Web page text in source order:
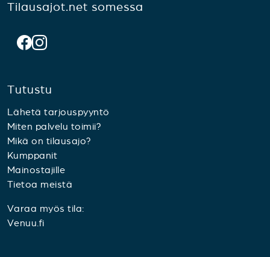
Tilausajot.net somessa
Tutustu
Lähetä tarjouspyyntö
Miten palvelu toimii?
Mikä on tilausajo?
Kumppanit
Mainostajille
Tietoa meistä
Varaa myös tila:
Venuu.fi